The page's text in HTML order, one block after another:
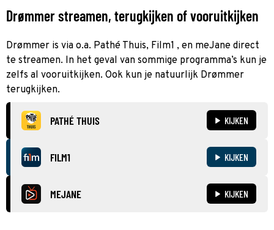
Drømmer streamen, terugkijken of vooruitkijken
Drømmer is via o.a. Pathé Thuis, Film1 , en meJane direct
te streamen. In het geval van sommige programma’s kun je
zelfs al vooruitkijken. Ook kun je natuurlijk Drømmer
terugkijken.
PATHÉ THUIS KIJKEN
FILM1 KIJKEN
MEJANE KIJKEN